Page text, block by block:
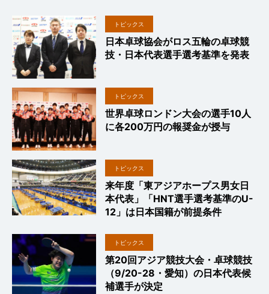
トピックス
日本卓球協会がロス五輪の卓球競
技・日本代表選手選考基準を発表
トピックス
世界卓球ロンドン大会の選手10人
に各200万円の報奨金が授与
トピックス
来年度「東アジアホープス男女日
本代表」「HNT選手選考基準のU-
12」は日本国籍が前提条件
トピックス
第20回アジア競技大会・卓球競技
（9/20-28・愛知）の日本代表候
補選手が決定